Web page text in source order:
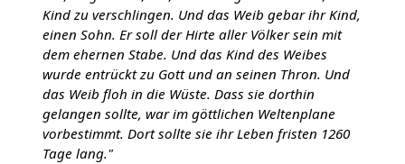
Kind zu verschlingen. Und das Weib gebar ihr Kind,
einen Sohn. Er soll der Hirte aller Völker sein mit
dem ehernen Stabe. Und das Kind des Weibes
wurde entrückt zu Gott und an seinen Thron. Und
das Weib floh in die Wüste. Dass sie dorthin
gelangen sollte, war im göttlichen Weltenplane
vorbestimmt. Dort sollte sie ihr Leben fristen 1260
Tage lang."